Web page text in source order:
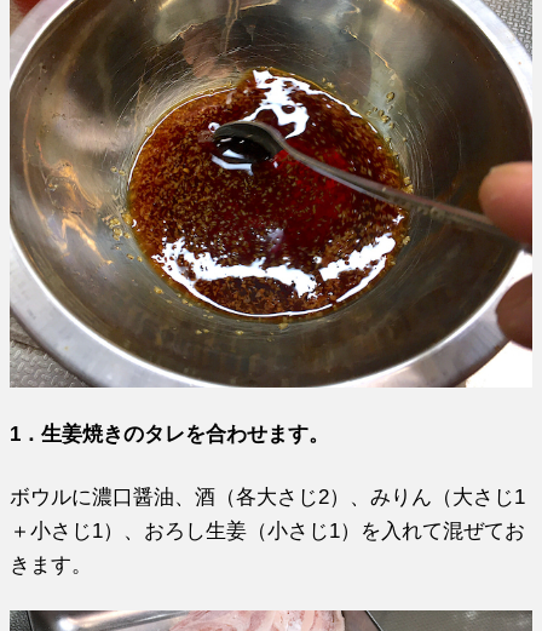
1．生姜焼きのタレを合わせます。
ボウルに濃口醤油、酒（各大さじ2）、みりん（大さじ1
＋小さじ1）、おろし生姜（小さじ1）を入れて混ぜてお
きます。